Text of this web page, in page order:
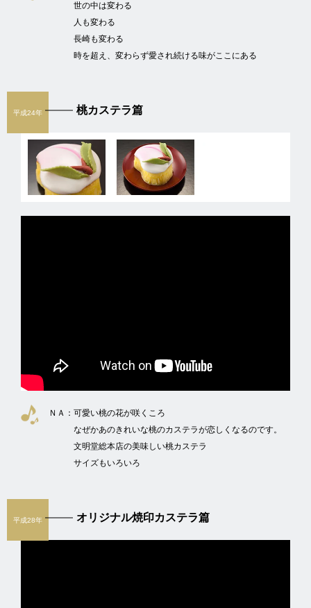
世の中は変わる
人も変わる
長崎も変わる
時を超え、変わらず愛され続ける味がここにある
平成24年 桃カステラ篇
ＮＡ： 可愛い桃の花が咲くころ
なぜかあのきれいな桃のカステラが恋しくなるのです。
文明堂総本店の美味しい桃カステラ
サイズもいろいろ
平成28年 オリジナル焼印カステラ篇